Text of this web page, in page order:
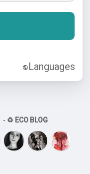
Languages
- ♻️ ECO BLOG